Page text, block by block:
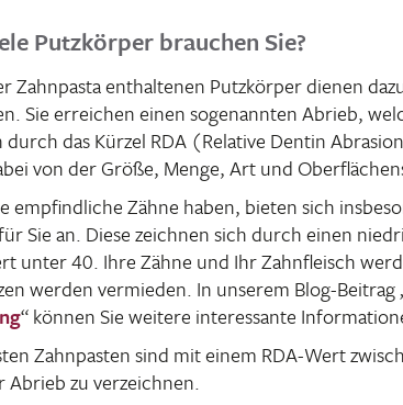
Putzkörper brauchen Sie?
Zahn­pasta enthal­tenen Putz­körper dienen
Sie errei­chen einen soge­nannten Abrieb,
durch das Kürzel RDA (Rela­tive Dentin
von der Größe, Menge, Art und
empfind­liche Zähne haben, bieten sich
Sie an. Diese zeichnen sich durch einen
unter 40. Ihre Zähne und Ihr Zahn­fleisch
werden vermieden. In unserem Blog-Beitrag
“ können Sie weitere inter­es­sante
Zahn­pasten sind mit einem RDA-Wert
Abrieb zu verzeichnen.